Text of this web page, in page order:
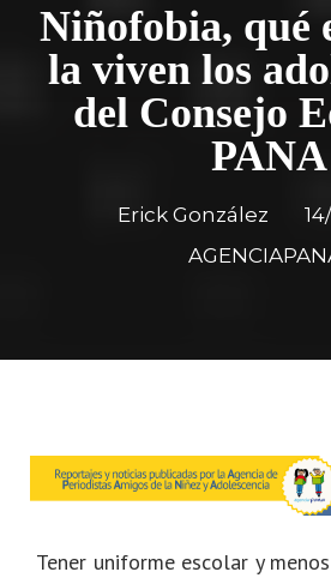
Niñofobia, qué
la viven los
del Consejo
PANA
Erick González
Tener uniforme escolar y